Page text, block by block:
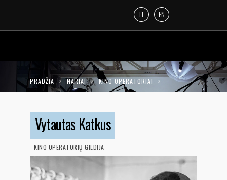
LT EN
PRADŽIA NARIAI KINO OPERATORIAI
Vytautas Katkus
KINO OPERATORIŲ GILDIJA